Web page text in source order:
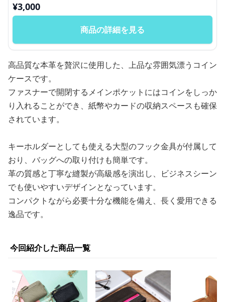
¥3,000
商品の詳細を見る
高品質な本革を贅沢に使用した、上品な雰囲気漂うコイン
ケースです。
ファスナーで開閉するメインポケットにはコインをしっか
り入れることができ、紙幣やカードの収納スペースも確保
されています。
キーホルダーとしても使える大型のフック金具が付属して
おり、バッグへの取り付けも簡単です。
革の質感と丁寧な縫製が高級感を演出し、ビジネスシーン
でも使いやすいデザインとなっています。
コンパクトながら必要十分な機能を備え、長く愛用できる
逸品です。
今回紹介した商品一覧